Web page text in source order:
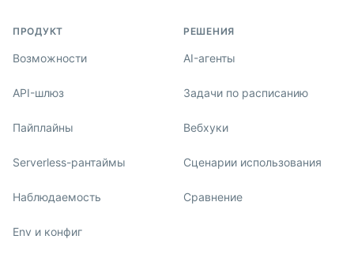
ПРОДУКТ
Возможности
API-шлюз
Пайплайны
Serverless-рантаймы
Наблюдаемость
Env и конфиг
РЕШЕНИЯ
AI-агенты
Задачи по расписанию
Вебхуки
Сценарии использования
Сравнение